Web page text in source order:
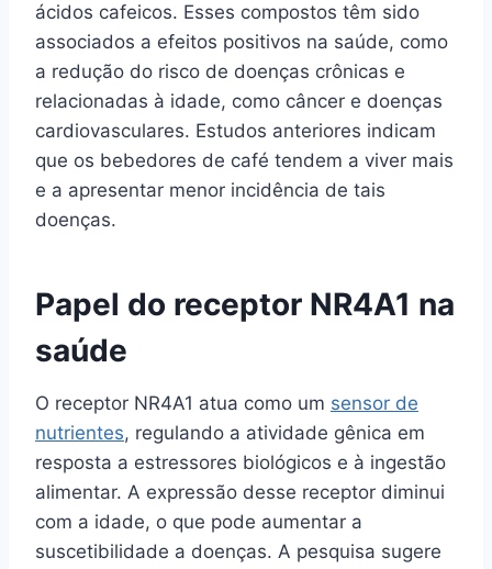
ácidos cafeicos. Esses compostos têm sido
associados a efeitos positivos na saúde, como
a redução do risco de doenças crônicas e
relacionadas à idade, como câncer e doenças
cardiovasculares. Estudos anteriores indicam
que os bebedores de café tendem a viver mais
e a apresentar menor incidência de tais
doenças.
Papel do receptor NR4A1 na
saúde
O receptor NR4A1 atua como um sensor de
nutrientes, regulando a atividade gênica em
resposta a estressores biológicos e à ingestão
alimentar. A expressão desse receptor diminui
com a idade, o que pode aumentar a
suscetibilidade a doenças. A pesquisa sugere